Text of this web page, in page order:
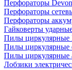
Перфораторы Devon
Перфораторы
Перфораторы
Гайковерты
Пилы циркулярные
Пилы циркулярные
Пилы циркулярные
Лобзики